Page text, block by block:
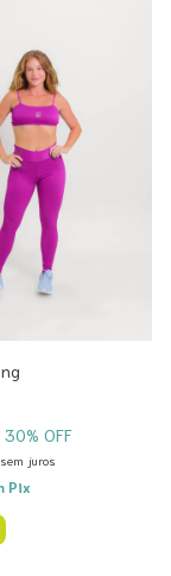
30% OFF
sem juros
Pix